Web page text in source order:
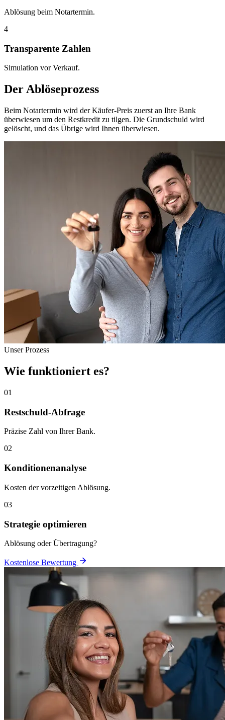
Ablösung beim Notartermin.
4
Transparente Zahlen
Simulation vor Verkauf.
Der Ablöseprozess
Beim Notartermin wird der Käufer-Preis zuerst an Ihre Bank
überwiesen um den Restkredit zu tilgen. Die Grundschuld wird
gelöscht, und das Übrige wird Ihnen überwiesen.
Unser Prozess
Wie funktioniert es?
01
Restschuld-Abfrage
Präzise Zahl von Ihrer Bank.
02
Konditionenanalyse
Kosten der vorzeitigen Ablösung.
03
Strategie optimieren
Ablösung oder Übertragung?
Kostenlose Bewertung